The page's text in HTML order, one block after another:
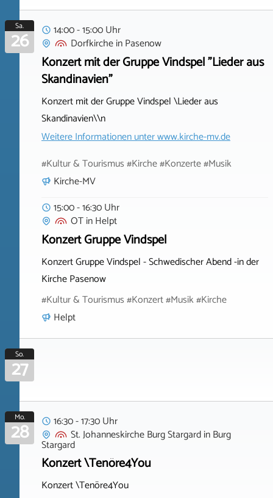
Sa.
26
14:00 - 15:00 Uhr
DorfkircheinPasenow
Konzert mit der Gruppe Vindspel "Lieder aus
Skandinavien"
Konzert mit der Gruppe Vindspel \Lieder aus
Skandinavien\\n
Weitere Informationen unterwww.kirche-mv.de
#Kultur & Tourismus #Kirche #Konzerte #Musik
Kirche-MV
15:00 - 16:30 Uhr
OTinHelpt
Konzert Gruppe Vindspel
Konzert Gruppe Vindspel - Schwedischer Abend -in der
Kirche Pasenow
#Kultur & Tourismus #Konzert #Musik #Kirche
Helpt
So.
27
Mo.
28
16:30 - 17:30 Uhr
St. Johanneskirche Burg StargardinBurg
Stargard
Konzert \Tenöre4You
Konzert \Tenöre4You